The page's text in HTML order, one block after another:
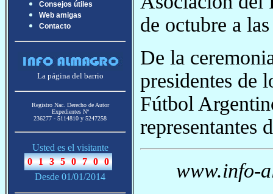
Consejos útiles
Web amigas
Contacto
La página del barrio
Registro Nac. Derecho de Autor
Expedientes Nª
236277 - 5114810 y 5247258
Usted es el visitante
Desde 01/01/2014
de octubre a
De la
presidentes de
Fútbol
www.info-